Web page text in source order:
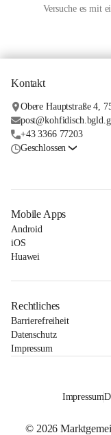
Versuche es mit
Kontakt
Obere Hauptstraße 4,
+43 3366 77203
Geschlossen
Mobile Apps
Android
iOS
Huawei
Rechtliches
Barrierefreiheit
Datenschutz
Impressum
Impressum
© 2026